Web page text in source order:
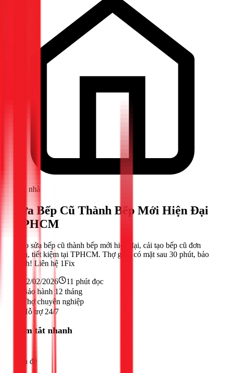
Sửa nhà
Sửa Bếp Cũ Thành Bếp Mới Hiện Đại
TPHCM
Mẹo sửa bếp cũ thành bếp mới hiện đại, cải tạo bếp cũ đơn
giản, tiết kiệm tại TPHCM. Thợ giỏi, có mặt sau 30 phút, bảo
hành! Liên hệ 1Fix
22/02/2026 11 phút đọc
Bảo hành 12 tháng
Thợ chuyên nghiệp
Hỗ trợ 24/7
Tóm tắt nhanh
Vấn đề